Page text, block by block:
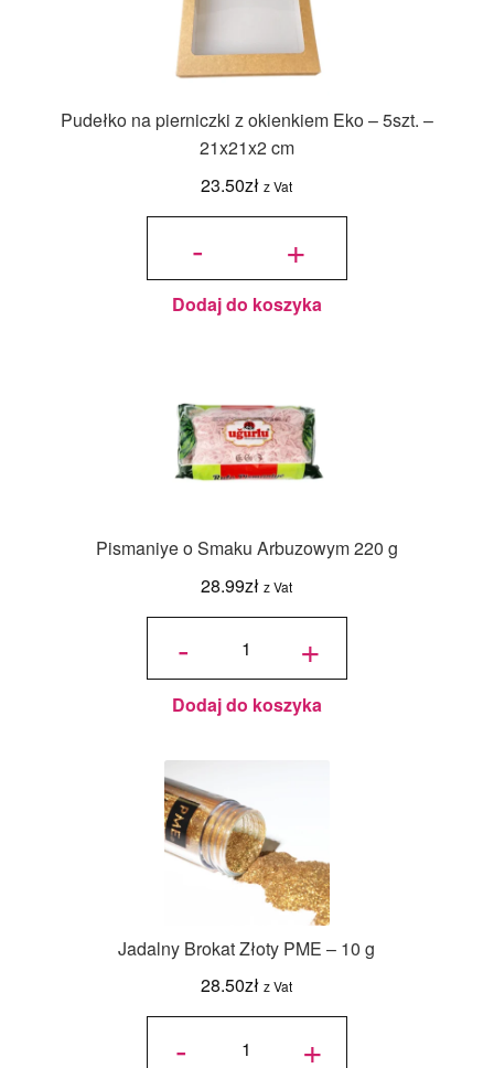
Pudełko na pierniczki z okienkiem Eko – 5szt. –
21x21x2 cm
23.50zł z Vat
-
ilość
pierniczki
okienkiem
Eko -
5szt. -
cm
+
Dodaj do koszyka
Pismaniye o Smaku Arbuzowym 220 g
28.99zł z Vat
-
ilość
Arbuzowym
220 g +
Dodaj do koszyka
Jadalny Brokat Złoty PME – 10 g
28.50zł z Vat
-
ilość
Złoty
PME - +